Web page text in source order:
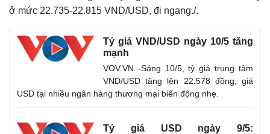
ở mức 22.735-22.815 VND/USD, đi ngang./.
Tỷ giá VND/USD ngày 10/5 tăng
mạnh
VOV.VN -Sáng 10/5, tỷ giá trung tâm
VND/USD tăng lên 22.578 đồng, giá
USD tại nhiều ngân hàng thương mại biến động nhẹ.
Tỷ giá USD ngày 9/5: